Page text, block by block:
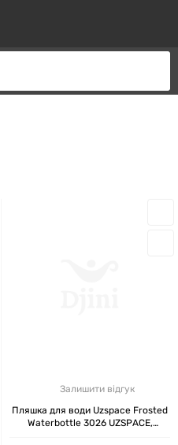
Залишити відгук
Пляшка для води Uzspace Frosted
Waterbottle 3026 UZSPACE,